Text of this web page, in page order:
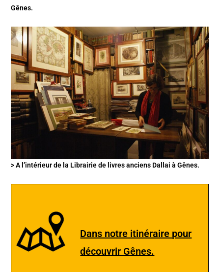
Gênes.
> A l’intérieur de la Librairie de livres anciens Dallai à Gênes.
Dans notre itinéraire pour
découvrir Gênes.